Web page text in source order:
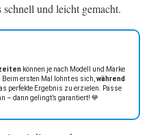
und leicht gemacht.
können je nach Modell und Marke
ersten Mal lohnt es sich, während
perfekte Ergebnis zu erzielen. Passe
– dann gelingt’s garantiert! 💙